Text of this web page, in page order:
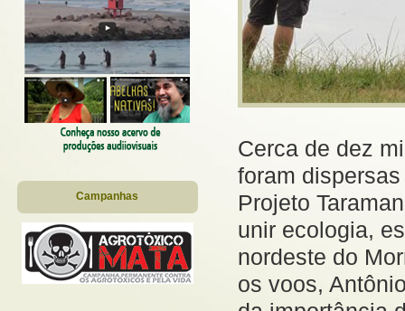
Campanhas
Cerca de dez
foram
Projeto
unir ecologia,
nordeste do
os voos,